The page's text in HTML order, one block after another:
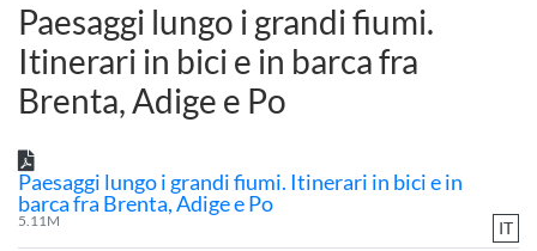
Paesaggi lungo i grandi fiumi.
Itinerari in bici e in barca fra
Brenta, Adige e Po
Paesaggi lungo i grandi fiumi. Itinerari in bici e in
barca fra Brenta, Adige e Po
5.11M IT